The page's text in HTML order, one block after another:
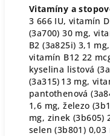
Vitamíny a
3 666 IU, vitamín
(3a700) 30 mg,
B2 (3a825i) 3,1
vitamín B12 22
kyselina listová
(3a315) 13 mg,
pantothenová
1,6 mg, železo
mg, zinek (3b605)
selen (3b801) 0,03